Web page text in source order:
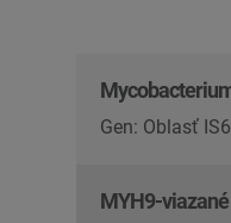
Gen: Oblasť
MYH9-